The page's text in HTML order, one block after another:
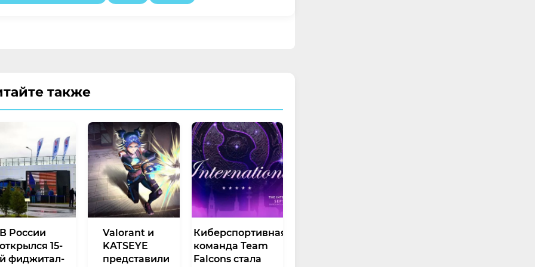
также
В России
открылся 15-
й фиджитал-
Valorant и
KATSEYE
представили
Киберспортивная
команда Team
Falcons стала